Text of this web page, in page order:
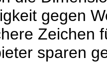
gegen
Zeichen
sparen